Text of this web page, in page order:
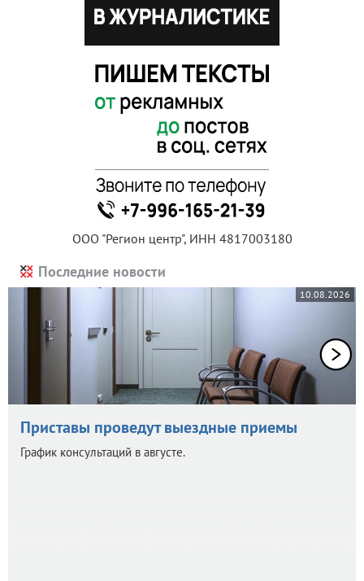
ООО "Регион центр", ИНН 4817003180
Последние новости
10.08.2026
Приставы проведут выездные приемы
График консультаций в августе.